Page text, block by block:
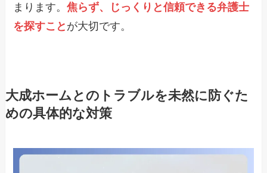
まります。焦らず、じっくりと信頼できる弁護士
を探すこと が大切です。
大成ホームとのトラブルを未然に防ぐた
めの具体的な対策